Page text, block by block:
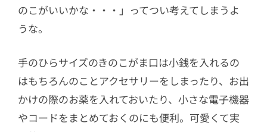
のこがいいかな・・・」ってつい考えてしまうよ
うな。
手のひらサイズのきのこがま口は小銭を入れるの
はもちろんのことアクセサリーをしまったり、お出
かけの際のお薬を入れておいたり、小さな電子機器
やコードをまとめておくのにも便利。可愛くて実